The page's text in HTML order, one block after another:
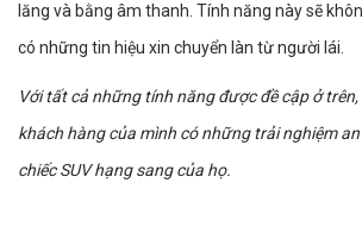
lăng và bằng âm thanh. Tính năng này sẽ
có những tin hiệu xin chuyển làn từ người lái.
Với tất cả những tính năng được đề cập ở
khách hàng của mình có những trải nghiệm
chiếc SUV hạng sang của họ.